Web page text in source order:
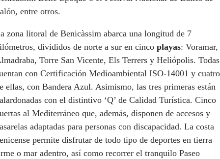
entre otros.
zona litoral de Benicàssim abarca una longitud de 7
divididos de norte a sur en cinco playas: Voramar,
Torre San Vicente, Els Terrers y Heliópolis. Todas
con Certificación Medioambiental ISO-14001 y cuatro
ellas, con Bandera Azul. Asimismo, las tres primeras están
con el distintivo ‘Q’ de Calidad Turística. Cinco
al Mediterráneo que, además, disponen de accesos y
adaptadas para personas con discapacidad. La costa
permite disfrutar de todo tipo de deportes en tierra
o mar adentro, así como recorrer el tranquilo Paseo